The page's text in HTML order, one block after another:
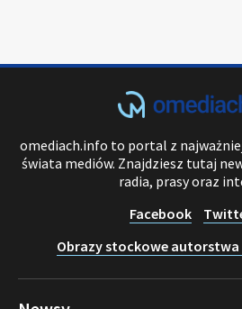
omediach.info to portal z
świata mediów. Znajdziesz tutaj
radia, prasy oraz
Facebook
Obrazy stockowe